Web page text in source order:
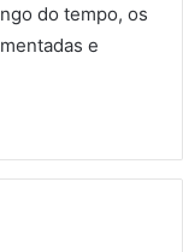
do tempo, os
e